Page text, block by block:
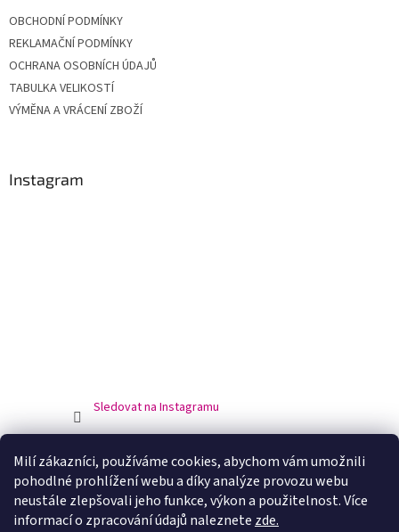
Milí zákazníci, používáme cookies, abychom vám umožnili
pohodlné prohlížení webu a díky analýze provozu webu
neustále zlepšovali jeho funkce, výkon a použitelnost. Více
informací o zpracování údajů naleznete zde.
OBCHODNÍ PODMÍNKY
REKLAMAČNÍ PODMÍNKY
OCHRANA OSOBNÍCH ÚDAJŮ
TABULKA VELIKOSTÍ
VÝMĚNA A VRÁCENÍ ZBOŽÍ
Instagram
Sledovat na Instagramu
Facebook